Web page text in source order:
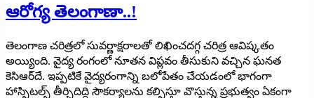
ఆరోగ్య తెలంగాణా..!
తెలంగాణ చరిత్రలో సువర్ణాక్షరాలతో లిఖించదగ్గ చరిత్ర ఆవిష్కతం
అయ్యింది. వైద్య రంగంలో నూతన విప్లవం తీసుకుని వచ్చిన ఘనత
కెసిఆర్‌దే. ఇప్పటికే వైద్యరంగాన్ని బలోపేతం చేయడంలో భాగంగా
హాస్పిటల్స్ ‌తీర్చిదిద్ది సౌకర్యాలను కల్పిస్తూ వొస్తున్న ప్రభుత్వం ఏకంగా